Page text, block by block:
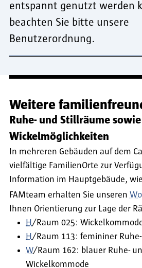
entspannt genutzt werden
beachten Sie bitte unsere
Benutzerordnung.
Weitere
Ruhe- und Stillräume sowie
Wickelmöglichkeiten
In mehreren Gebäuden auf dem
vielfältige FamilienOrte zur
Information im Hauptgebäude,
FAMteam erhalten Sie unseren
Ihnen Orientierung zur Lage der
H /Raum 025:
H /Raum 113: femininer
W/Raum 162: blauer Ruhe-
Wickelkommode